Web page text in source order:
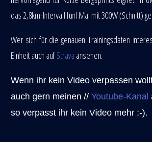
das 2,8km-Intervall fünf Mal mit 300W (Schnitt)
Wer sich für die genauen Trainingsdaten
Einheit auch aufStrava ansehen.
Wenn ihr kein Video verpassen
auch gern meinen //Youtube-Kanal
so verpasst ihr kein Video mehr ;-).